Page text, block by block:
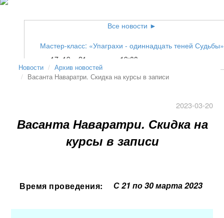
Все новости ►
Мастер-класс: «Упаграхи - одиннадцать теней Судьбы»
17, 19 и 21 августа в 19:00 по киевскому времени
Новости
Архив новостей
Васанта Наваратри. Скидка на курсы в записи
2023-03-20
Васанта Наваратри. Скидка на
курсы в записи
Время проведения: С 21 по 30 марта 2023